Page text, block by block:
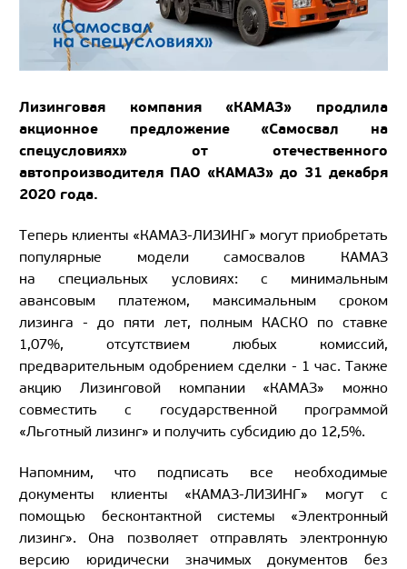
Лизинговая компания «КАМАЗ» продлила
акционное предложение «Самосвал на
спецусловиях» от отечественного
автопроизводителя ПАО «КАМАЗ» до 31 декабря
2020 года.
Теперь клиенты «КАМАЗ-ЛИЗИНГ» могут приобретать
популярные модели самосвалов КАМАЗ
на специальных условиях: с минимальным
авансовым платежом, максимальным сроком
лизинга - до пяти лет, полным КАСКО по ставке
1,07%, отсутствием любых комиссий,
предварительным одобрением сделки - 1 час. Также
акцию Лизинговой компании «КАМАЗ» можно
совместить с государственной программой
«Льготный лизинг» и получить субсидию до 12,5%.
Напомним, что подписать все необходимые
документы клиенты «КАМАЗ-ЛИЗИНГ» могут с
помощью бесконтактной системы «Электронный
лизинг». Она позволяет отправлять электронную
версию юридически значимых документов без